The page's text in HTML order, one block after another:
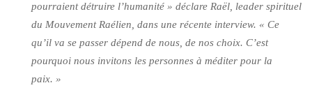
pourraient détruire l’humanité » déclare Raël, leader spirituel
du Mouvement Raélien, dans une récente interview. « Ce
qu’il va se passer dépend de nous, de nos choix. C’est
pourquoi nous invitons les personnes à méditer pour la
paix. »